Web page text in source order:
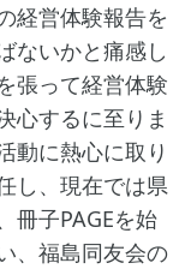
経営体験報告を
ないかと痛感し
張って経営体験
心するに至りま
動に熱心に取り
し、現在では県
冊子PAGEを始
、福島同友会の